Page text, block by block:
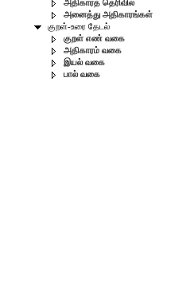
அதிகாரத் தெரிவில்
அனைத்து அதிகாரங்கள்
குறள்-உரை தேடல்
குறள் எண் வகை
அதிகாரம் வகை
இயல் வகை
பால் வகை